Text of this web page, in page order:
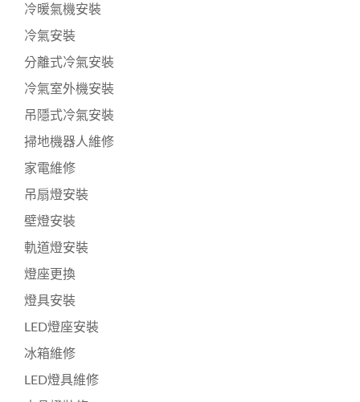
冷暖氣機安裝
冷氣安裝
分離式冷氣安裝
冷氣室外機安裝
吊隱式冷氣安裝
掃地機器人維修
家電維修
吊扇燈安裝
壁燈安裝
軌道燈安裝
燈座更換
燈具安裝
LED燈座安裝
冰箱維修
LED燈具維修